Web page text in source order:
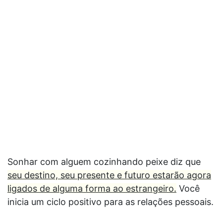
Sonhar com alguem cozinhando peixe diz que
seu destino, seu presente e futuro estarão agora
ligados de alguma forma ao estrangeiro. Você
inicia um ciclo positivo para as relações pessoais.